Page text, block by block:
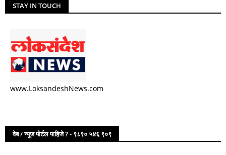
STAY IN TOUCH
www.LoksandeshNews.com
वेब / न्यूज पोर्टल पाहिजे ? - ९८९० ५४६ ९०९